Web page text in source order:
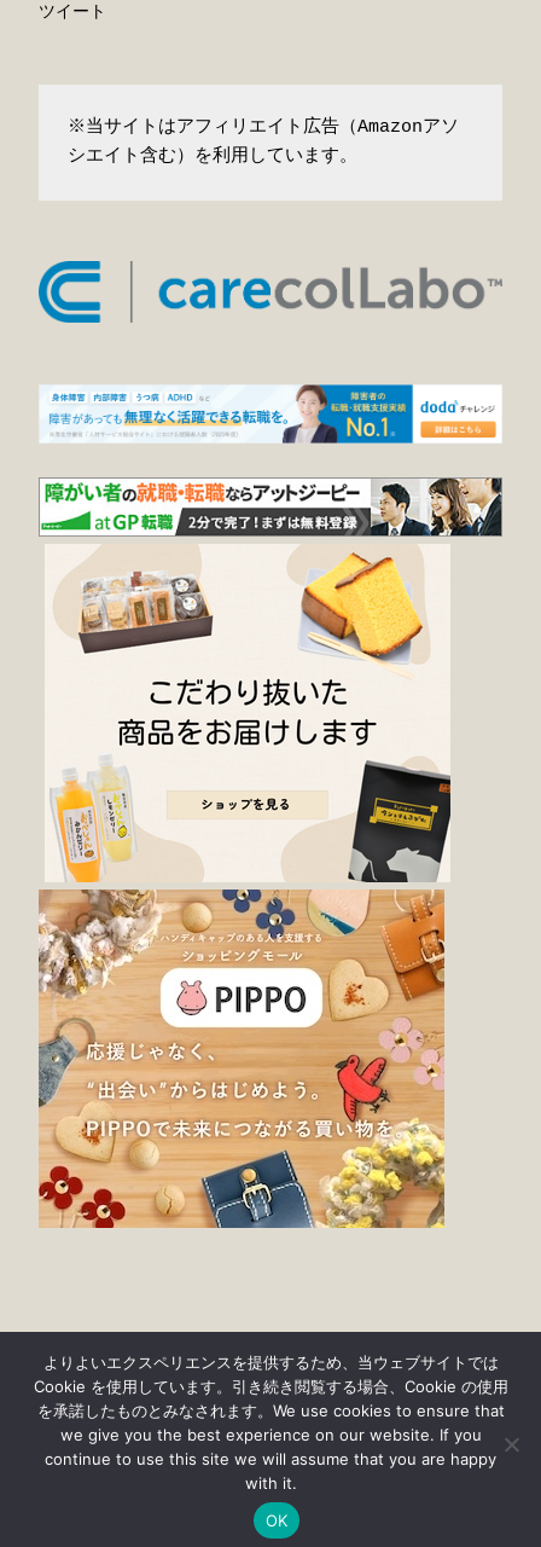
ツイート
※当サイトはアフィリエイト広告（Amazonアソ
シエイト含む）を利用しています。
プライバシーポリシー・免責事項について
よりよいエクスペリエンスを提供するため、当ウェブサイトでは
Cookie を使用しています。引き続き閲覧する場合、Cookie の使用
を承諾したものとみなされます。We use cookies to ensure that
we give you the best experience on our website. If you
continue to use this site we will assume that you are happy
with it.
OK